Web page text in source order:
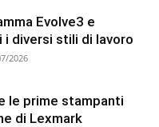
Evolve3 e
diversi stili di lavoro
2026
le prime stampanti
di Lexmark